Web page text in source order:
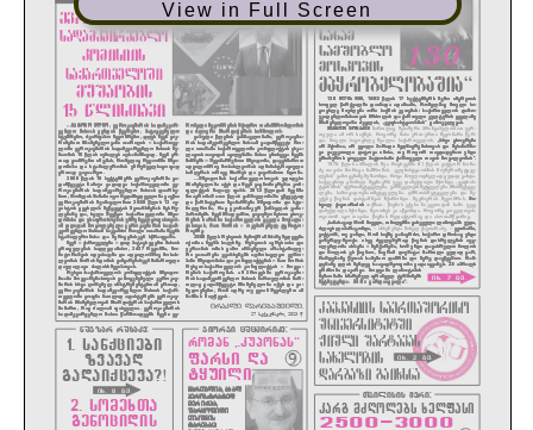
View in Full Screen